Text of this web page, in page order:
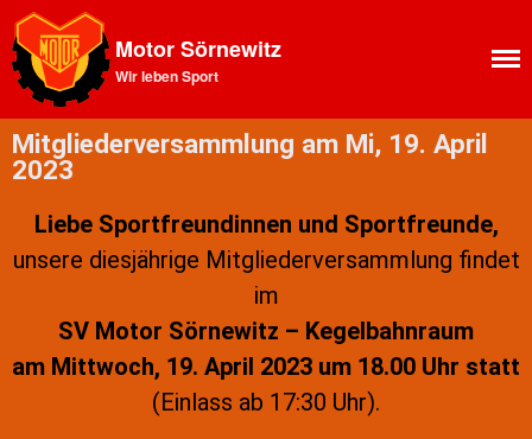
News Feed
Allgemeines
Sörnewitz
Vorstand
Fitness
Kegelbahn
Vereinsbus
Motor Sörnewitz
Wir leben Sport
Mitgliederversammlung am Mi, 19. April
2023
Liebe Sportfreundinnen und Sportfreunde,
unsere diesjährige Mitgliederversammlung findet
im
SV Motor Sörnewitz – Kegelbahnraum
am Mittwoch, 19. April 2023 um 18.00 Uhr statt
(Einlass ab 17:30 Uhr).